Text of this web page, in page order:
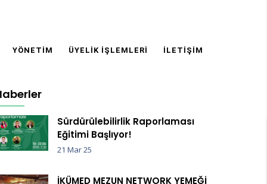
YÖNETIM ÜYELIK İŞLEMLERI İLETIŞIM
Sürdürülebilirlik Raporlaması
Eğitimi Başlıyor!
21 Mar 25
İKÜMED MEZUN NETWORK YEMEĞİ